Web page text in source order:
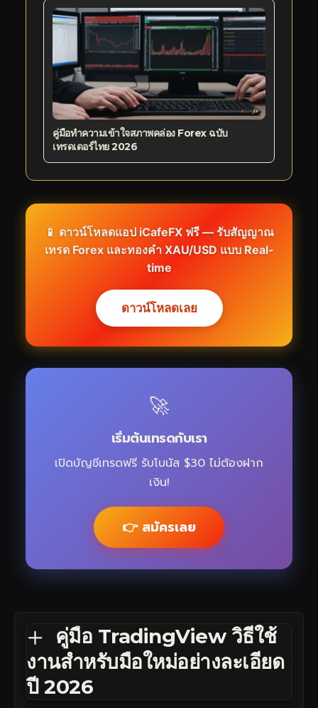
คู่มือทำความเข้าใจสภาพคล่อง Forex ฉบับ
เทรดเดอร์ไทย 2026
📱 ดาวน์โหลดแอป iCafeFXฟรี — รับสัญญาณ
เทรด Forex และทองคำ XAU/USD แบบ Real-
time
ดาวน์โหลดเลย
🚀
เริ่มต้นเทรดกับเรา
เปิดบัญชีเทรดฟรี รับโบนัส $30 ไม่ต้องฝาก
เงิน!
👉 สมัครเลย
คู่มือ TradingView วิธีใช้
งานสำหรับมือใหม่อย่างละเอียด
ปี 2026